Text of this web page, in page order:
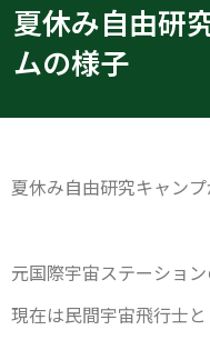
夏休み自由研
ムの様子
夏休み自由研究キャン
元国際宇宙ステーショ
現在は民間宇宙飛行士